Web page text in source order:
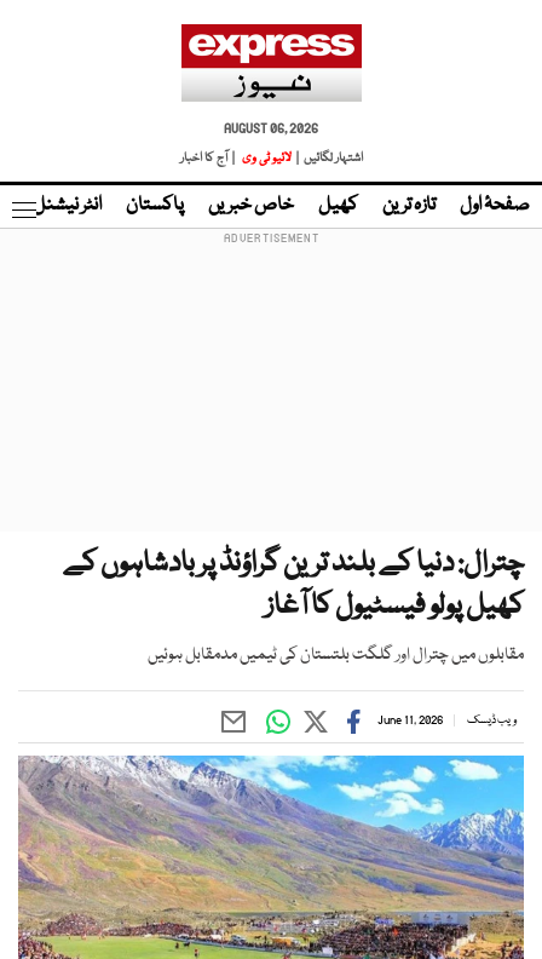
AUGUST 06, 2026
اشتہار لگائیں |
لائیو ٹی وی | آج کا اخبار
صفحۂ اول تازہ ترین کھیل خاص خبریں پاکستان انٹر نیشنل
چترال: دنیا کے بلند ترین گراؤنڈ پر بادشاہوں کے
کھیل پولو فیسٹیول کا آغاز
مقابلوں میں چترال اور گلگت بلتستان کی ٹیمیں مدمقابل ہوئیں
ویب ڈیسک June 11, 2026